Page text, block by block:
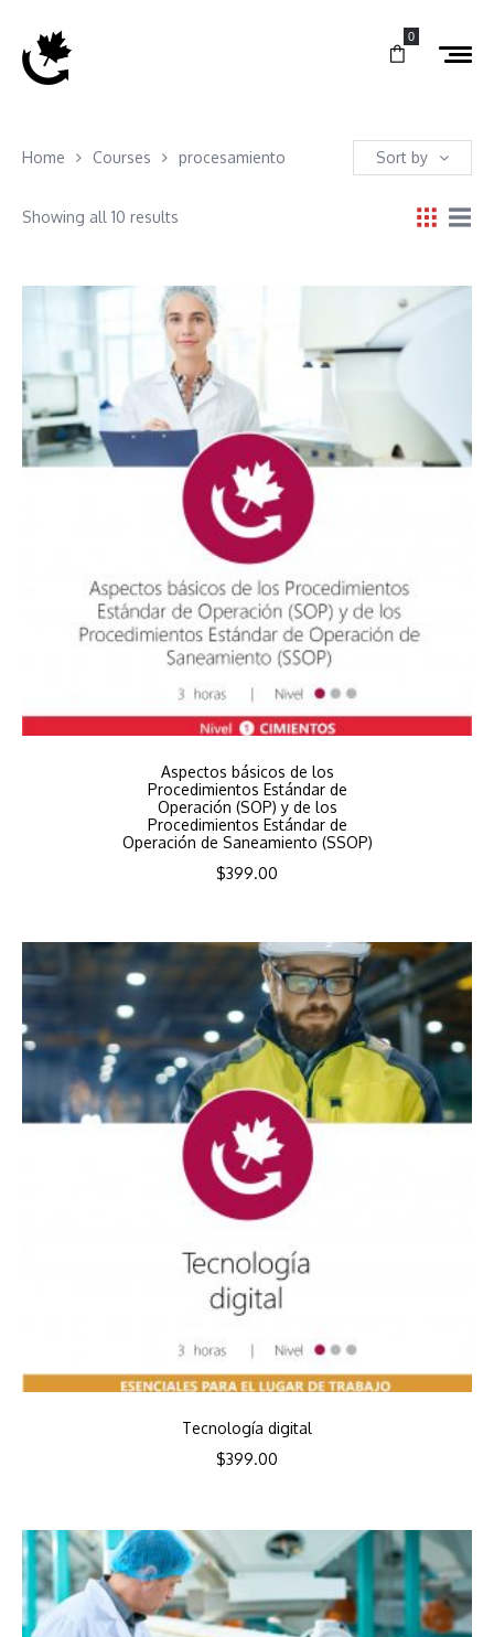
0
Home Courses procesamiento Sort by
Showing all 10 results
Aspectos básicos de los
Procedimientos Estándar de
Operación (SOP) y de los
Procedimientos Estándar de
Operación de Saneamiento (SSOP)
$399.00
Tecnología digital
$399.00